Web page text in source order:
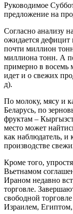
Руководимое
предложение на
Согласно анализу
ожидается
почти миллион
миллиона тонн. А
примерно в восемь
идет и о свежих
д).
По молоку, мясу и
Беларусь, по
фруктам –
место может
как наблюдатель, и
производстве
Кроме того,
Вьетнамом
Ираном недавно
торговле.
свободной
Израилем,